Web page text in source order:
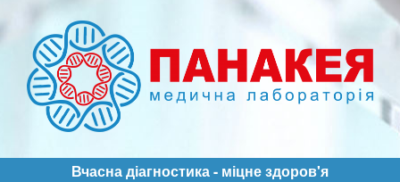
вмісту
ПАНАКЕЯ
Вчасна діагностика - міцне здоров'я